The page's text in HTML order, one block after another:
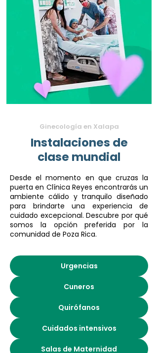
Ginecología en Xalapa
Instalaciones de
clase mundial
Desde el momento en que cruzas la
puerta en Clínica Reyes encontrarás un
ambiente cálido y tranquilo diseñado
para brindarte una experiencia de
cuidado excepcional. Descubre por qué
somos la opción preferida por la
comunidad de Poza Rica.
Urgencias
Cuneros
Quirófanos
Cuidados intensivos
Salas de Maternidad